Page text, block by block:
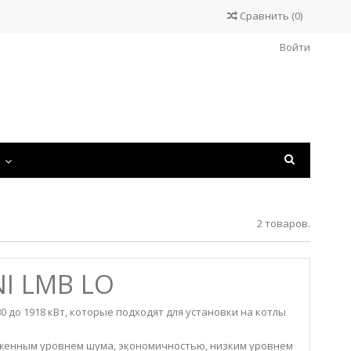
Сравнить (0)
Войти
2 товаров.
LMB LO
1918 кВт, которые подходят для установки на котлы
уровнем шума, экономичностью, низким уровнем